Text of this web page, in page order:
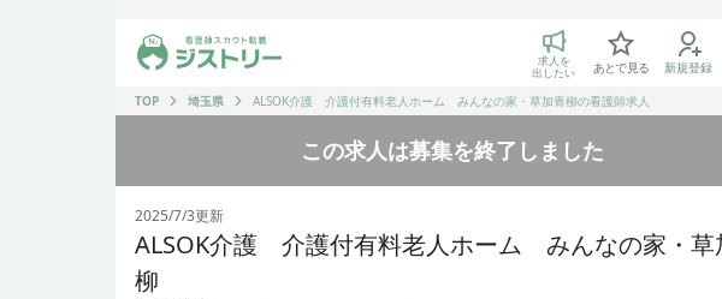
ジストリー 看護師の転職マッチング
求人を
出したい あとで見る
新規登録
TOP
埼玉県 ALSOK介護 介護付有料老人ホーム みんなの家・草加青柳の看護師求人
この求人は募集を終了しました
2025/7/3更新
ALSOK介護 介護付有料老人ホーム みんなの家・草
柳